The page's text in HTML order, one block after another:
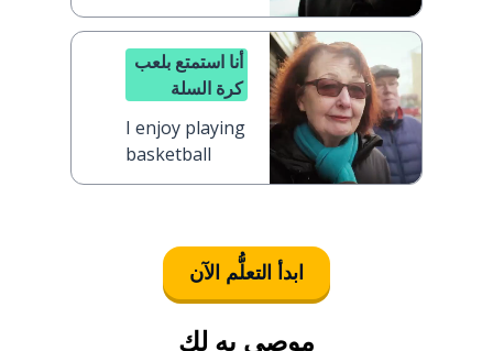
أنا استمتع بلعب
كرة السلة
I enjoy playing
basketball
ابدأ التعلُّم الآن
موصى به لك